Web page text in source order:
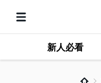
新人必看